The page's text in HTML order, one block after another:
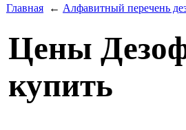
Главная ← Алфавитный перечень
Цены
купить